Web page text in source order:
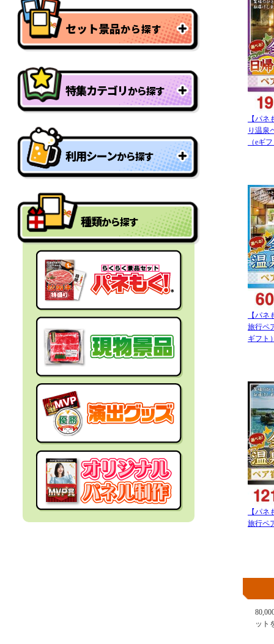
セット景品から探す
特集カテゴリから探す
型抜きパネル景品
一年分景品
参加賞・残念賞
スペシャルプライス
迷った時にはコレ！
盛り上げたい時はコレ！
面白・変わった景品
金運アップ！？景品
男性向け景品
女性向け景品
利用シーンから探す
ゴルフコンペの景品
ビンゴ景品
宴会の景品
社内表彰の景品
社内イベントの景品
福利厚生・インセンティブ
結婚式の景品
忘年会の景品
種類から探す
【パ
り温泉
（eギ
【パ
旅行ペ
ギフト
【パ
旅行ペ
ット